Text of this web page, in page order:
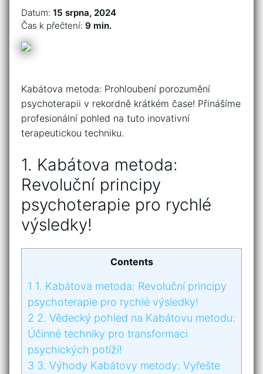
Datum: 15 srpna, 2024
Čas k přečtení: 9 min.
Kabátova⁢ metoda: Prohloubení porozumění
psychoterapii v ‍rekordně krátkém čase! Přinášíme
profesionální pohled na tuto inovativní
terapeutickou‌ techniku.
1. Kabátova metoda:
Revoluční principy
‌psychoterapie pro rychlé
výsledky!
Contents
1 1. Kabátova metoda: Revoluční principy
‌psychoterapie pro rychlé výsledky!
2 2. Vědecký⁢ pohled na Kabátovu metodu:⁣
Účinné techniky ⁢pro transformaci
psychických⁣ potíží!
3 3. Výhody⁣ Kabátovy metody: Vyřešte